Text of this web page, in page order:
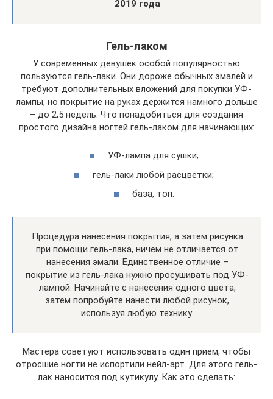
2019 года
Гель-лаком
У современных девушек особой популярностью
пользуются гель-лаки. Они дороже обычных эмалей и
требуют дополнительных вложений для покупки УФ-
лампы, но покрытие на руках держится намного дольше
– до 2,5 недель. Что понадобиться для создания
простого дизайна ногтей гель-лаком для начинающих:
УФ-лампа для сушки;
гель-лаки любой расцветки;
база, топ.
Процедура нанесения покрытия, а затем рисунка
при помощи гель-лака, ничем не отличается от
нанесения эмали. Единственное отличие –
покрытие из гель-лака нужно просушивать под УФ-
лампой. Начинайте с нанесения одного цвета,
затем попробуйте нанести любой рисунок,
используя любую технику.
Мастера советуют использовать один прием, чтобы
отросшие ногти не испортили нейл-арт. Для этого гель-
лак наносится под кутикулу. Как это сделать: